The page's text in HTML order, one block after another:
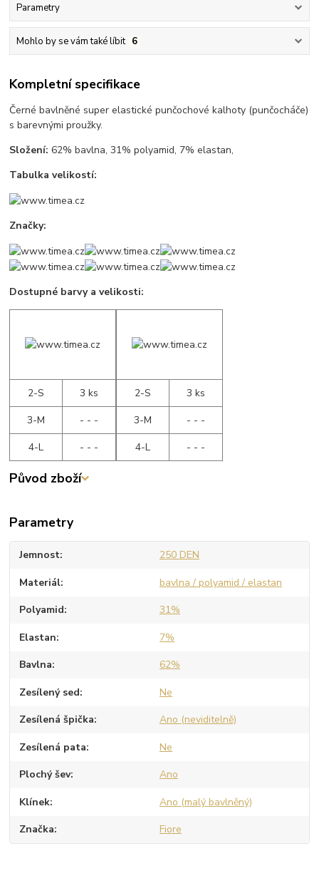
Parametry
Mohlo by se vám také líbit 6
Kompletní specifikace
Černé bavlněné super elastické punčochové kalhoty (punčocháče)
s barevnými proužky.
Složení: 62% bavlna, 31% polyamid, 7% elastan,
Tabulka velikostí:
Značky:
Dostupné barvy a velikosti:
2-S
3 ks
3-M
- - -
4-L
- - -
2-S
3 ks
3-M
- - -
4-L
- - -
Původ zboží
Parametry
Jemnost 250 DEN
Materiál bavlna / polyamid / elastan
Polyamid 31%
Elastan 7%
Bavlna 62%
Zesílený sed Ne
Zesílená špička Ano (neviditelně)
Zesílená pata Ne
Plochý šev Ano
Klínek Ano (malý bavlněný)
Značka Fiore